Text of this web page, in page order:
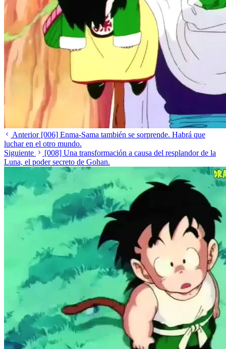
Anterior [006] Enma-Sama también se sorprende. Habrá que
luchar en el otro mundo.
Siguiente
[008] Una transformación a causa del resplandor de la
Luna, el poder secreto de Gohan.